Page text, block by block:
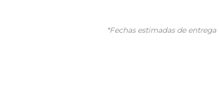
*Fechas estimadas de